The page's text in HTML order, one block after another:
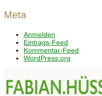
Meta
Anmelden
Eintrags-Feed
Kommentar-Feed
WordPress.org